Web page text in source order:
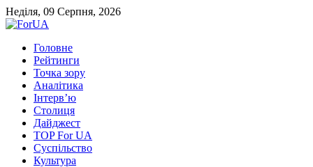
Неділя, 09 Серпня, 2026
Головне
Рейтинги
Точка зору
Аналітика
Інтерв’ю
Столиця
Дайджест
TOP For UA
Суспiльство
Культура